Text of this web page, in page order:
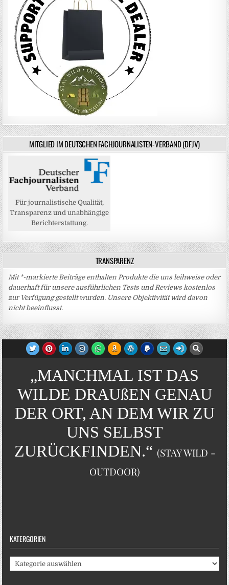
MITGLIED IM DEUTSCHEN FACHJOURNALISTEN-VERBAND (DFJV)
Für journalistische Qualität,
Transparenz und unabhängige
Berichterstattung.
TRANSPARENZ
Mit *-markierte Beiträge enthalten Produkte die uns leihweise oder
dauerhaft für unsere ausführlichen Tests und Reviews kostenlos
zur Verfügung gestellt wurden. Unsere Objektivität wird davon
nicht beeinflusst.
„MANCHMAL IST DAS
WILDE DRAUßEN GENAU
DER ORT, AN DEM WIR ZU
UNS SELBST
ZURÜCKFINDEN.“ (STAY WILD -
OUTDOOR)
KATERGORIEN
Katergorien